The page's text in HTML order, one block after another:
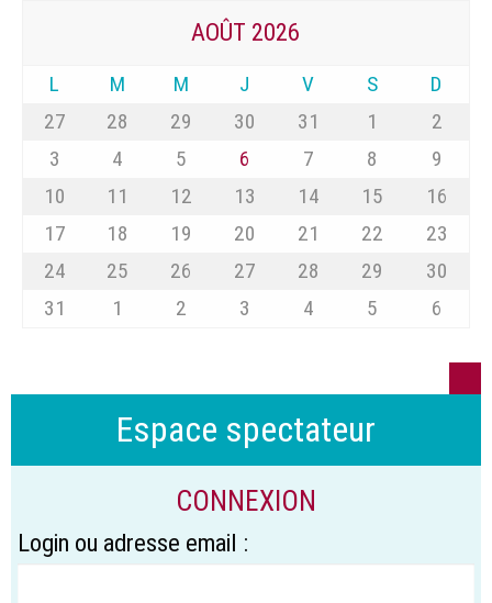
AOÛT 2026
L M M J V S
D
27
28 29 30 31 1
2
3
4 5 6 7 8
9
10
11 12 13 14 15
16
17
18 19 20 21 22
23
24
25 26 27 28 29
30
31
1 2 3 4 5 6
Espace spectateur
CONNEXION
Login ou adresse email :